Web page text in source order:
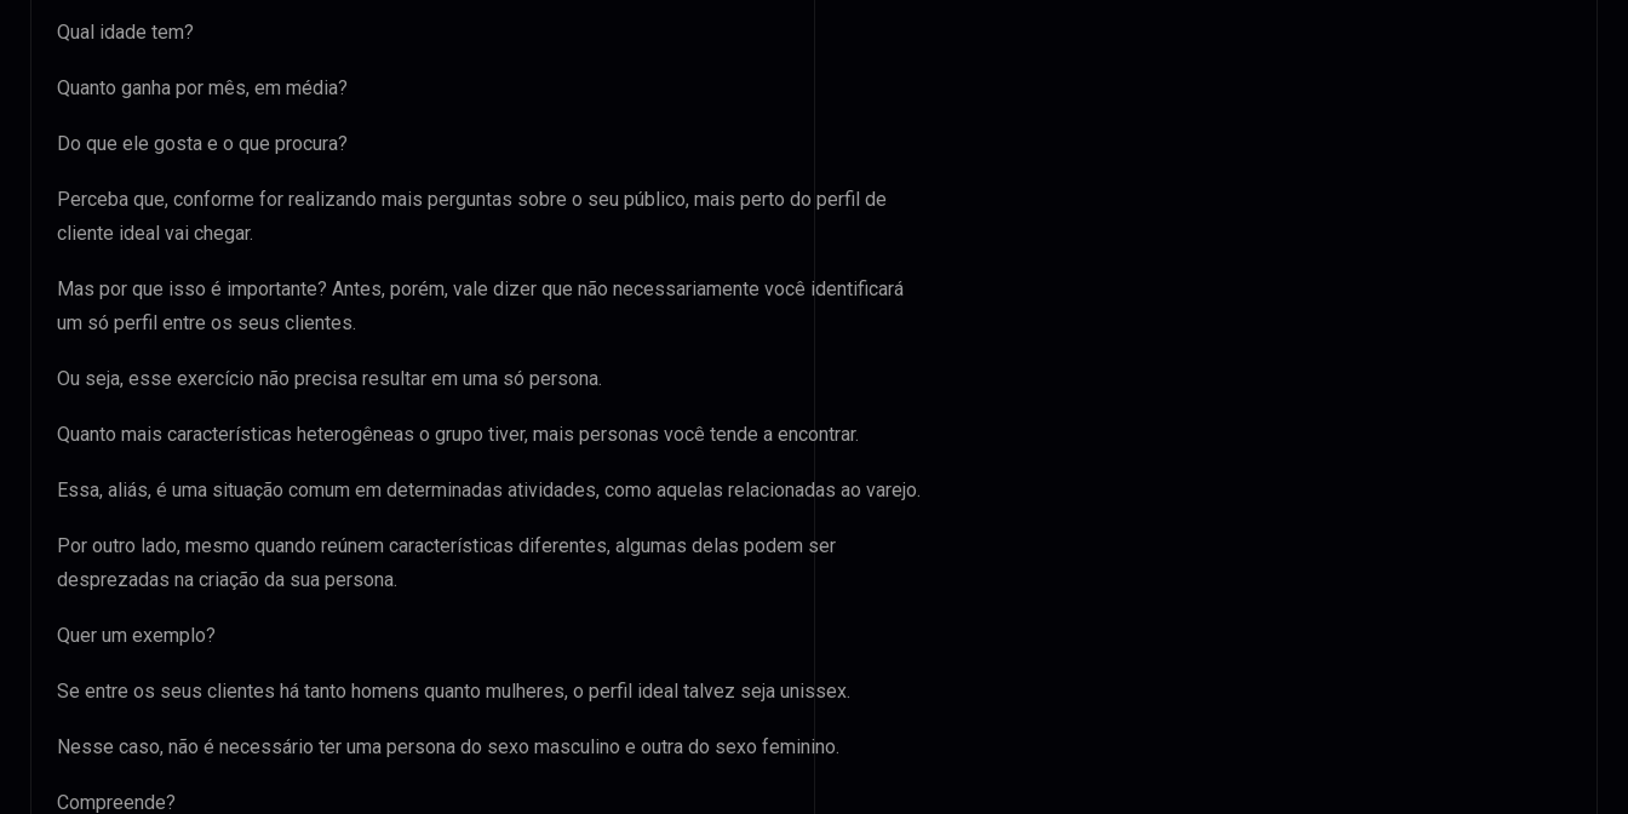
Qual idade tem?
Quanto ganha por mês, em média?
Do que ele gosta e o que procura?
Perceba que, conforme for realizando mais perguntas sobre o seu público, mais perto do perfil de
cliente ideal vai chegar.
Mas por que isso é importante? Antes, porém, vale dizer que não necessariamente você identificará
um só perfil entre os seus clientes.
Ou seja, esse exercício não precisa resultar em uma só persona.
Quanto mais características heterogêneas o grupo tiver, mais personas você tende a encontrar.
Essa, aliás, é uma situação comum em determinadas atividades, como aquelas relacionadas ao varejo.
Por outro lado, mesmo quando reúnem características diferentes, algumas delas podem ser
desprezadas na criação da sua persona.
Quer um exemplo?
Se entre os seus clientes há tanto homens quanto mulheres, o perfil ideal talvez seja unissex.
Nesse caso, não é necessário ter uma persona do sexo masculino e outra do sexo feminino.
Compreende?